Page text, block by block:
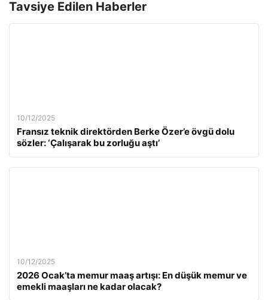
Tavsiye Edilen Haberler
10/12/2025
Fransız teknik direktörden Berke Özer’e övgü dolu
sözler: ‘Çalışarak bu zorluğu aştı’
10/12/2025
2026 Ocak’ta memur maaş artışı: En düşük memur ve
emekli maaşları ne kadar olacak?